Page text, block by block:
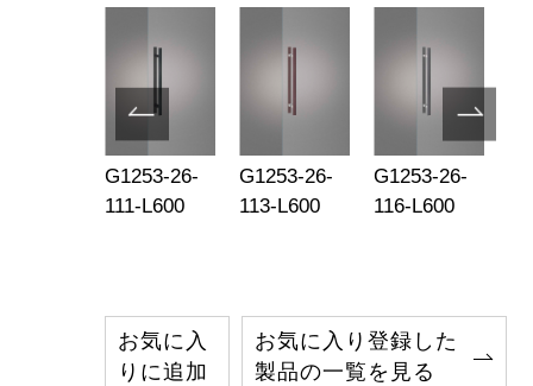
G1253-26-
111-L600
G1253-26-
113-L600
G1253-26-
116-L600
お気に入
りに追加
お気に入り登録した
製品の一覧を見る